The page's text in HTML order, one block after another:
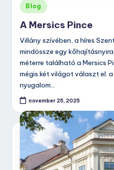
Posted
in
Blog
A Mersics Pince
Villány szívében, a híres
mindössze egy
méterre található a Mersics
mégis két világot választ el:
nyugalom…
november 25, 2025